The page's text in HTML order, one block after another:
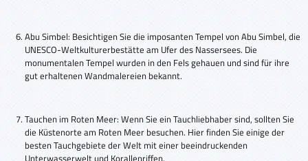
Abu Simbel: Besichtigen Sie die imposanten Tempel von Abu Simbel, die
UNESCO-Weltkulturerbestätte am Ufer des Nassersees. Die
monumentalen Tempel wurden in den Fels gehauen und sind für ihre
gut erhaltenen Wandmalereien bekannt.
Tauchen im Roten Meer: Wenn Sie ein Tauchliebhaber sind, sollten Sie
die Küstenorte am Roten Meer besuchen. Hier finden Sie einige der
besten Tauchgebiete der Welt mit einer beeindruckenden